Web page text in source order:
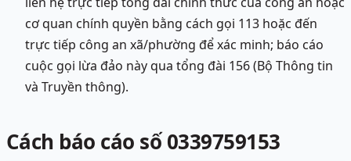
cơ quan chính quyền bằng cách gọi 113 hoặc đến
trực tiếp công an xã/phường để xác minh; báo cáo
cuộc gọi lừa đảo này qua tổng đài 156 (Bộ Thông tin
và Truyền thông).
Cách báo cáo số 0339759153